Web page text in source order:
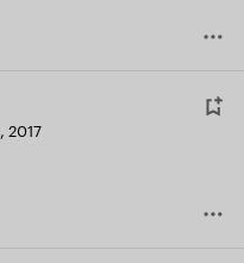
, 2017